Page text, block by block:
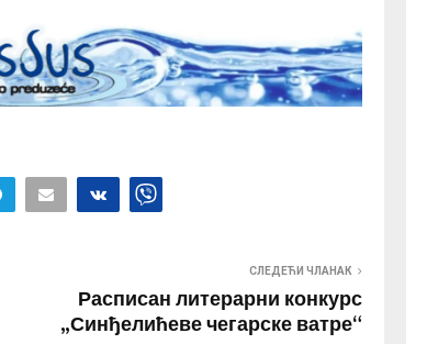
СЛЕДЕЋИ ЧЛАНАК
Расписан литерарни конкурс
„Синђелићеве чегарске ватре“